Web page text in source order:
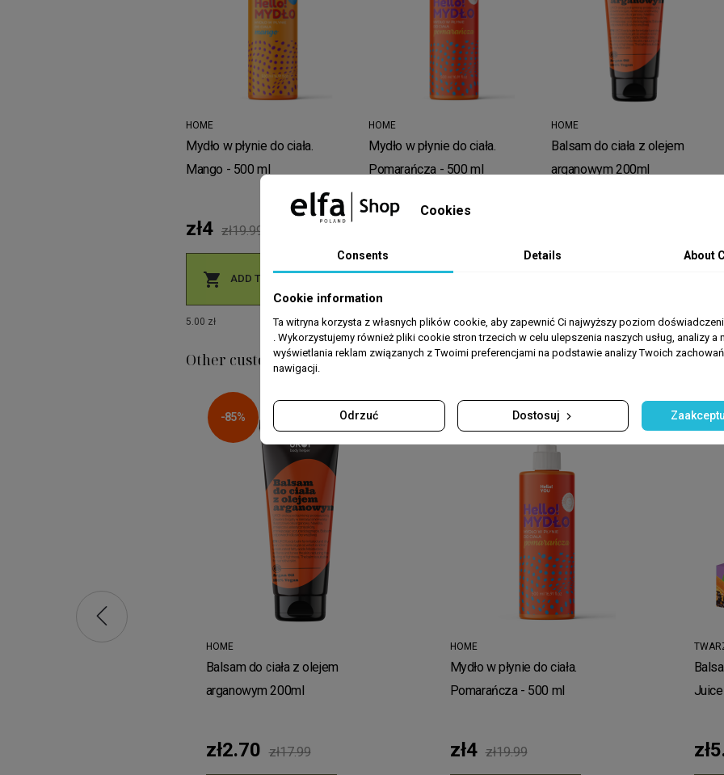
HOME
Mydło w płynie do ciała.
Mango - 500 ml
zł4 zł19.99
 ADD TO CART
5.00 zł
HOME
Mydło w płynie do ciała.
Pomarańcza - 500 ml

5.00 zł
HOME
Balsam do ciała z olejem
arganowym 200ml
4.39 zł
Other customers also chose
-85%
HOME
Balsam do ciała z olejem
arganowym 200ml
zł2.70 zł17.99
HOME
Mydło w płynie do ciała.
Pomarańcza - 500 ml
zł4 zł19.99
Cookies
Consents Details About
Cookie information
Ta witryna korzysta z własnych plików cookie, aby zapewnić Ci najwyższy poziom
. Wykorzystujemy również pliki cookie stron trzecich w celu ulepszenia naszych usług, analizy a
wyświetlania reklam związanych z Twoimi preferencjami na podstawie analizy Twoich
nawigacji.
Odrzuć Dostosuj